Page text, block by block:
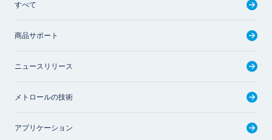
すべて
商品サポート
ニュースリリース
メトロールの技術
アプリケーション